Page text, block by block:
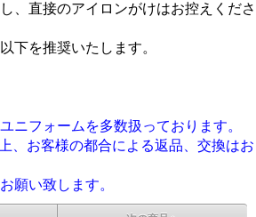
、直接のアイロンがけはお控えくださ
下を推奨いたします。
ニフォームを多数扱っております。
、お客様の都合による返品、交換はお
願い致します。